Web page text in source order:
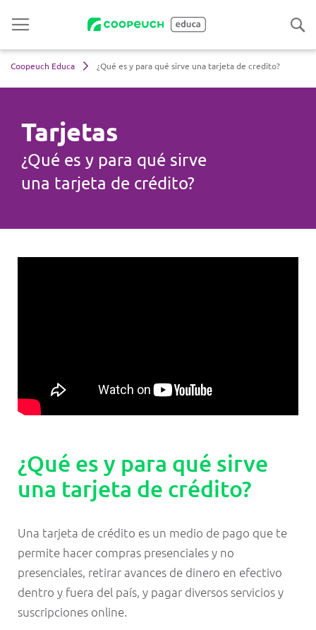
Coopeuch Educa ¿Qué es y para qué sirve una tarjeta de credito?
Tarjetas
¿Qué es y para qué sirve
una tarjeta de crédito?
¿Qué es y para qué sirve
una tarjeta de crédito?
Una tarjeta de crédito es un medio de pago que te
permite hacer compras presenciales y no
presenciales, retirar avances de dinero en efectivo
dentro y fuera del país, y pagar diversos servicios y
suscripciones online.